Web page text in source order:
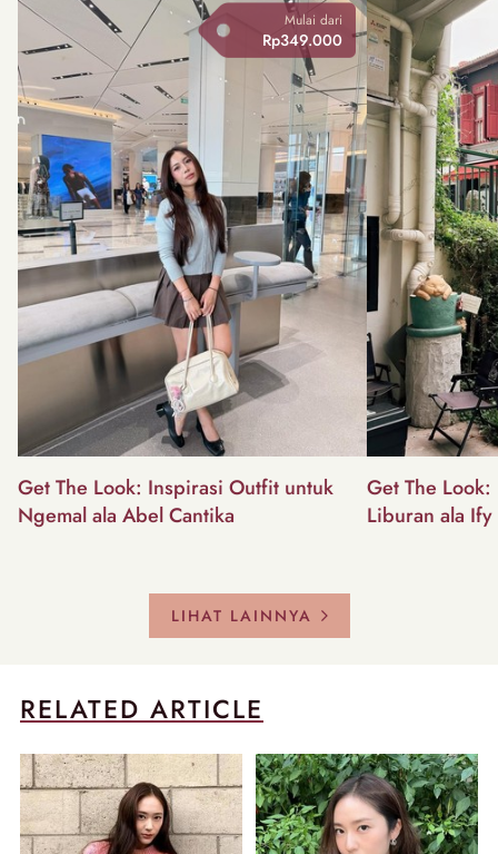
Mulai dari
Rp349.000
Get The Look: Inspirasi Outfit untuk
Ngemal ala Abel Cantika
Get The
Liburan ala Ify
LIHAT LAINNYA
RELATED ARTICLE